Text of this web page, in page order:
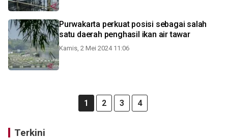
Purwakarta perkuat posisi sebagai salah
satu daerah penghasil ikan air tawar
Kamis, 2 Mei 2024 11:06
1 2 3 4
Terkini